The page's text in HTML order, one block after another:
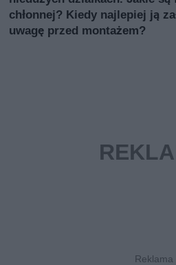
chłonnej? Kiedy najlepiej ją
uwagę przed montażem?